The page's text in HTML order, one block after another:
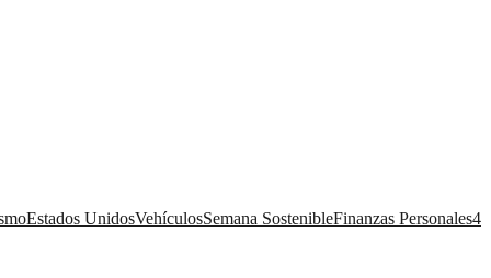
Estados UnidosVehículosSemana SostenibleFinanzas Personales4